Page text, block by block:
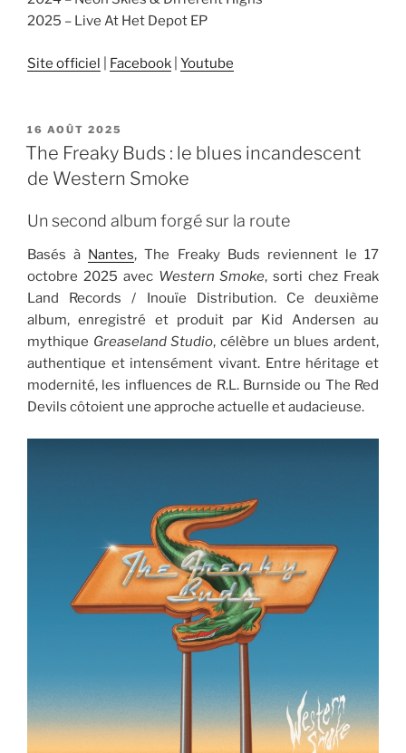
2025 – Live At Het Depot EP
Site officiel Facebook Youtube
PUBLIÉ
LE
16 AOÛT 2025
The Freaky Buds : le blues incandescent
de Western Smoke
Un second album forgé sur la route
Basés à Nantes, The Freaky Buds reviennent le 17
octobre 2025 avec Western Smoke, sorti chez Freak
Land Records / Inouïe Distribution. Ce deuxième
album, enregistré et produit par Kid Andersen au
mythique Greaseland Studio, célèbre un blues ardent,
authentique et intensément vivant. Entre héritage et
modernité, les influences de R.L. Burnside ou The Red
Devils côtoient une approche actuelle et audacieuse.